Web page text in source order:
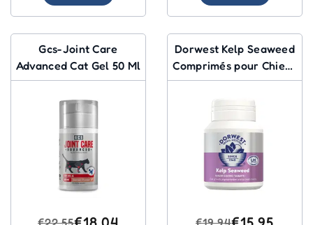
Gcs-Joint Care
Advanced Cat Gel 50 Ml
Dorwest Kelp Seaweed
Comprimés pour Chiens
et Chats 100 Comprimés